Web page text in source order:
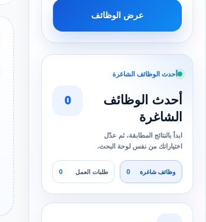
عرض الوظائف
أحدث الوظائف الشاغرة
أحدث الوظائف
الشاغرة
ابدأ بالنتائج المطابقة، ثم عدّل
اختياراتك من نفس لوحة البحث.
0
وظائف شاغرة 0 طلبات العمل 0